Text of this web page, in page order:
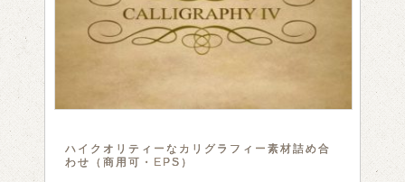
ハイクオリティーなカリグラフィー素材詰め合
わせ（商用可・EPS）